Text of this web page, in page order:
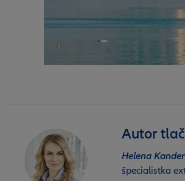
Autor
Helena
špecialistka